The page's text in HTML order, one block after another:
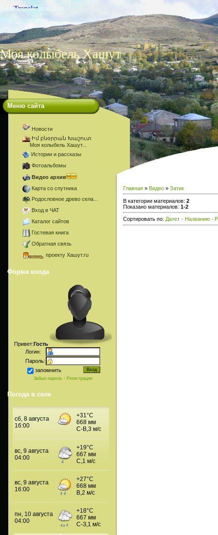
Суббота, 08.08.2026, 11:07
Моя колыбель Хашут
Меню сайта
Новости
Իմ բնօրրան Խաշուտ
Моя колыбель Хашут...
Истории и рассказы
Фотоальбомы
Видео архив
Карта со спутника
Родословное древо села...
Вход в ЧАТ
Каталог сайтов
Гостевая книга
Обратная связь
проекту Хашут.ru
Форма входа
Привет:Гость
Логин:
Пароль:
запомнить
Забыл пароль· Регистрация
Погода в селе
Главная » Видео » Затик
В категории материалов: 2
Показано материалов: 1-2
Сортировать по: Дате↑ · Названию ·